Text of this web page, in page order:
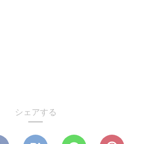
シェアする